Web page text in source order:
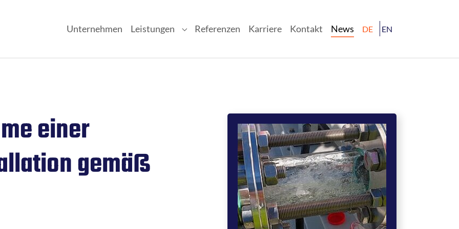
Unternehmen Leistungen
Submenu for "Leistungen"
Referenzen Karriere Kontakt News (current)
DE EN
einer
gemäß
Show larger version